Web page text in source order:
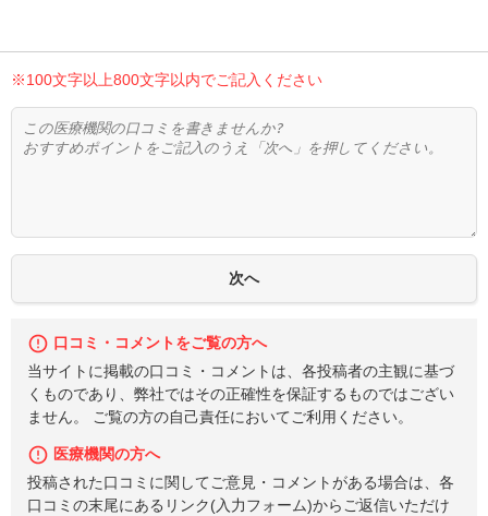
※100文字以上800文字以内でご記入ください
口コミ・コメントをご覧の方へ
当サイトに掲載の口コミ・コメントは、各投稿者の主観に基づ
くものであり、弊社ではその正確性を保証するものではござい
ません。 ご覧の方の自己責任においてご利用ください。
医療機関の方へ
投稿された口コミに関してご意見・コメントがある場合は、各
口コミの末尾にあるリンク(入力フォーム)からご返信いただけ